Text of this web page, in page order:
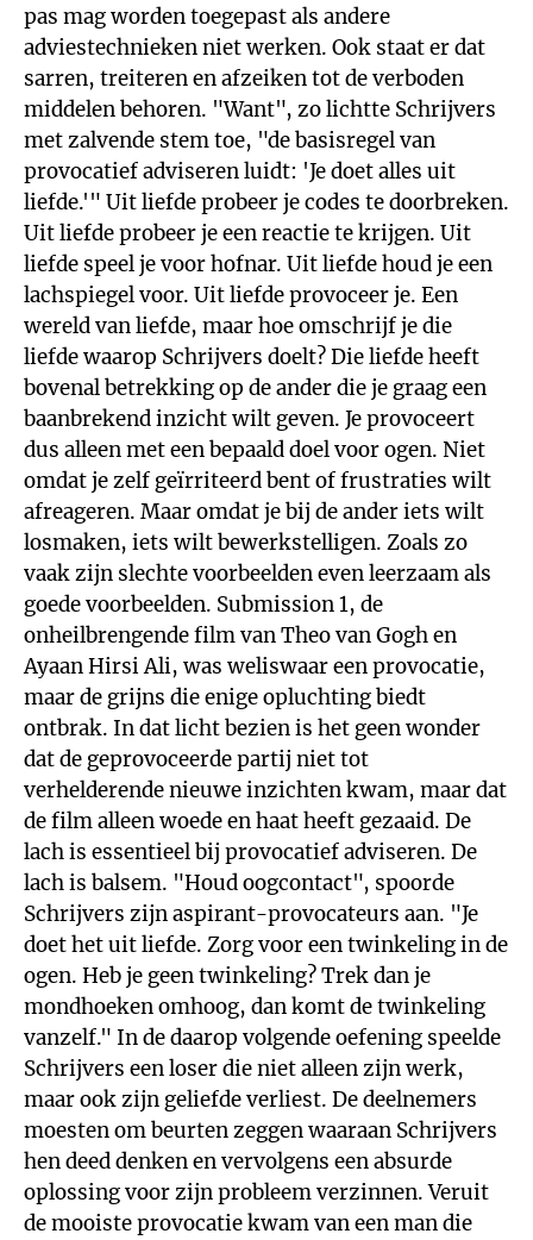
pas mag worden toegepast als andere
adviestechnieken niet werken. Ook staat er dat
sarren, treiteren en afzeiken tot de verboden
middelen behoren. "Want", zo lichtte Schrijvers
met zalvende stem toe, "de basisregel van
provocatief adviseren luidt: 'Je doet alles uit
liefde.'" Uit liefde probeer je codes te doorbreken.
Uit liefde probeer je een reactie te krijgen. Uit
liefde speel je voor hofnar. Uit liefde houd je een
lachspiegel voor. Uit liefde provoceer je. Een
wereld van liefde, maar hoe omschrijf je die
liefde waarop Schrijvers doelt? Die liefde heeft
bovenal betrekking op de ander die je graag een
baanbrekend inzicht wilt geven. Je provoceert
dus alleen met een bepaald doel voor ogen. Niet
omdat je zelf geïrriteerd bent of frustraties wilt
afreageren. Maar omdat je bij de ander iets wilt
losmaken, iets wilt bewerkstelligen. Zoals zo
vaak zijn slechte voorbeelden even leerzaam als
goede voorbeelden. Submission 1, de
onheilbrengende film van Theo van Gogh en
Ayaan Hirsi Ali, was weliswaar een provocatie,
maar de grijns die enige opluchting biedt
ontbrak. In dat licht bezien is het geen wonder
dat de geprovoceerde partij niet tot
verhelderende nieuwe inzichten kwam, maar dat
de film alleen woede en haat heeft gezaaid. De
lach is essentieel bij provocatief adviseren. De
lach is balsem. "Houd oogcontact", spoorde
Schrijvers zijn aspirant-provocateurs aan. "Je
doet het uit liefde. Zorg voor een twinkeling in de
ogen. Heb je geen twinkeling? Trek dan je
mondhoeken omhoog, dan komt de twinkeling
vanzelf." In de daarop volgende oefening speelde
Schrijvers een loser die niet alleen zijn werk,
maar ook zijn geliefde verliest. De deelnemers
moesten om beurten zeggen waaraan Schrijvers
hen deed denken en vervolgens een absurde
oplossing voor zijn probleem verzinnen. Veruit
de mooiste provocatie kwam van een man die